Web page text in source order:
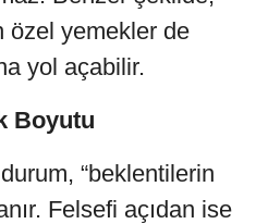
özel yemekler de
yol açabilir.
Boyutu
“beklentilerin
Felsefi açıdan ise